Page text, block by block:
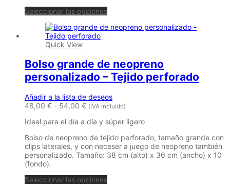
página
producto
Seleccionar las opcionesEste
tiene
opciones
se
pueden
en
la
de
producto
Quick View
Bolso grande de neopreno
personalizado – Tejido perforado
Añadir a la lista de deseos
48,00 € - 54,00 €Rango
precios:
48,00 €
hasta
54,00 €
(IVA incluido)
Ideal para el día a día y súper ligero
Bolso de neopreno de tejido perforado, tamaño grande con
clips laterales, y con neceser a juego de neopreno también
personalizado. Tamaño: 38 cm (alto) x 36 cm (ancho) x 10
(fondo).
Seleccionar las opcionesEste